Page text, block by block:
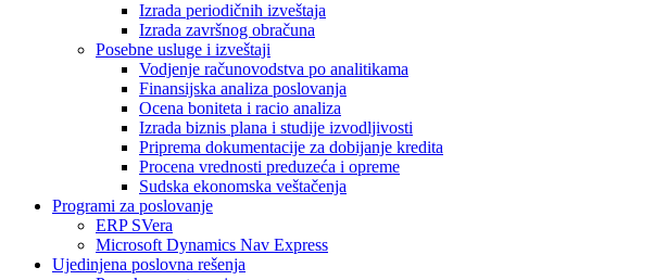
Izrada periodičnih izveštaja
Izrada završnog obračuna
Posebne usluge i izveštaji
Vodjenje računovodstva po analitikama
Finansijska analiza poslovanja
Ocena boniteta i racio analiza
Izrada biznis plana i studije izvodljivosti
Priprema dokumentacije za dobijanje kredita
Procena vrednosti preduzeća i opreme
Sudska ekonomska veštačenja
Programi za poslovanje
ERP SVera
Microsoft Dynamics Nav Express
Ujedinjena poslovna rešenja